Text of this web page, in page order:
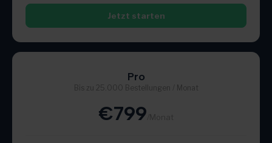
Jetzt starten
Pro
Bis zu 25.000 Bestellungen / Monat
€799